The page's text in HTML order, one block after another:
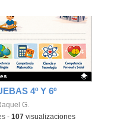
4º Y 6º
G.
- 107visualizaciones